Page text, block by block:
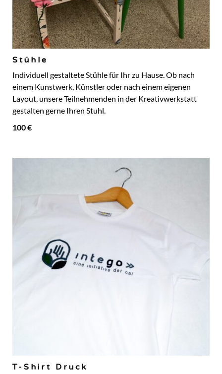
Stühle
Individuell gestaltete Stühle für Ihr zu Hause. Ob nach
einem Kunstwerk, Künstler oder nach einem eigenen
Layout, unsere Teilnehmenden in der Kreativwerkstatt
gestalten gerne Ihren Stuhl.
100 €
T-Shirt Druck